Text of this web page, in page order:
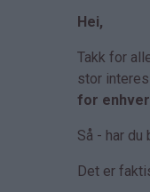
Hei,
Takk for
stor
for
Så - har du
Det er